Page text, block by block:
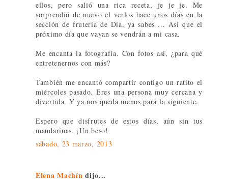
ellos, pero salió una rica receta, je je je. Me
sorprendió de nuevo el verlos hace unos días en la
sección de frutería de Día, ya sabes ... Así que el
próximo día que vayan se vendrán a mi casa.
Me encanta la fotografía. Con fotos así, ¿para qué
entretenernos con más?
También me encantó compartir contigo un ratito el
miércoles pasado. Eres una persona muy cercana y
divertida. Y ya nos queda menos para la siguiente.
Espero que disfrutes de estos días, aún sin tus
mandarinas. ¡Un beso!
sábado, 23 marzo, 2013
Elena Machín dijo...